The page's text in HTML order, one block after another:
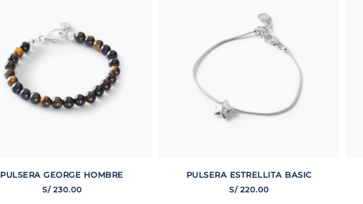
PULSERA GEORGE HOMBRE
S/ 230.00
PULSERA ESTRELLITA BASIC
S/ 220.00